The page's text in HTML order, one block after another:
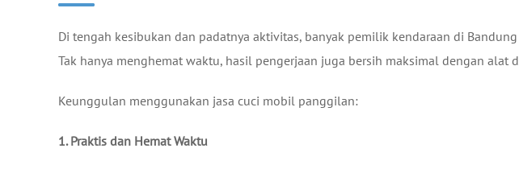
Di tengah kesibukan dan padatnya aktivitas, banyak pemilik kendaraan di
Tak hanya menghemat waktu, hasil pengerjaan juga bersih maksimal dengan alat
Keunggulan menggunakan jasa cuci mobil panggilan:
1. Praktis dan Hemat Waktu